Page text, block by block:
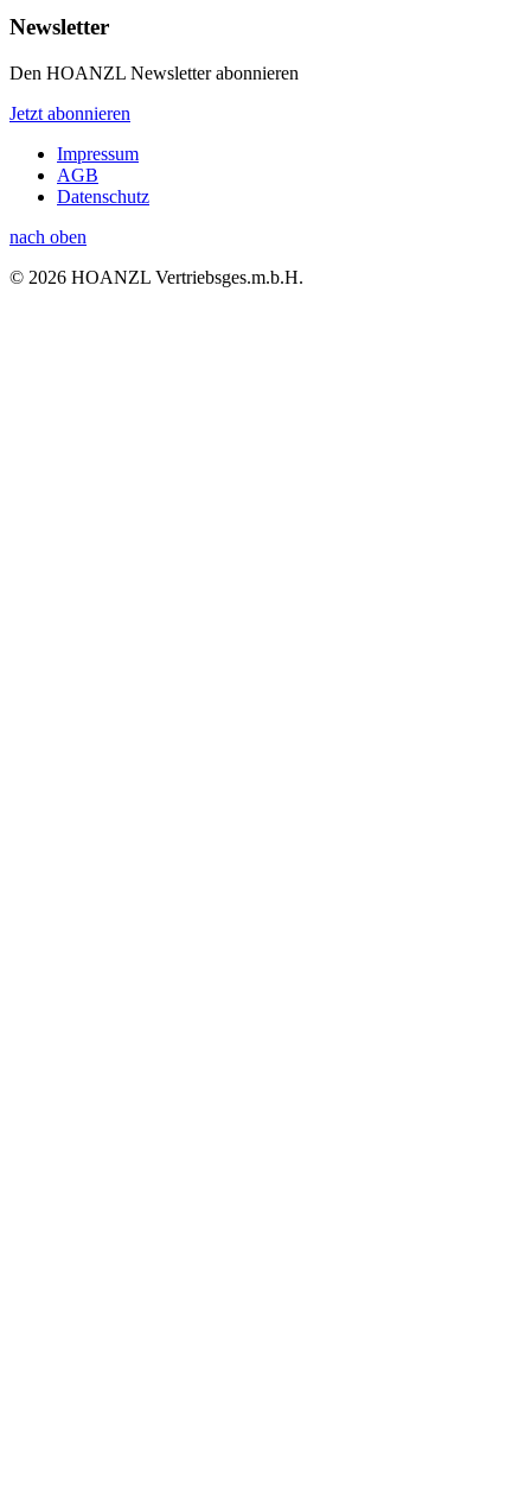
Newsletter
Den HOANZL Newsletter abonnieren
Jetzt abonnieren
Impressum
AGB
Datenschutz
nach oben
© 2026 HOANZL Vertriebsges.m.b.H.